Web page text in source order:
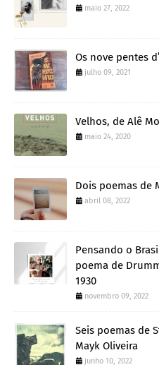
maio 27, 2022
Os nove pentes
julho 09, 2021
Velhos, de Alê
maio 24, 2020
Dois poemas de
abril 08, 2022
Pensando o
poema de
1930
novembro 09, 2022
Seis poemas de
Mayk Oliveira
junho 10, 2022